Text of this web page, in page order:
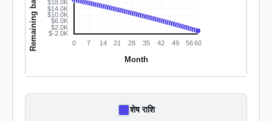
शेष राशि